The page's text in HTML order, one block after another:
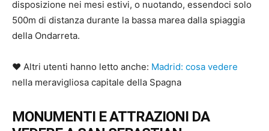
disposizione nei mesi estivi, o nuotando, essendoci solo
500m di distanza durante la bassa marea dalla spiaggia
della Ondarreta.
♥ Altri utenti hanno letto anche: Madrid: cosa vedere
nella meravigliosa capitale della Spagna
MONUMENTI E ATTRAZIONI DA